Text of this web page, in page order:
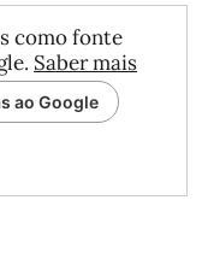
como fonte
Saber mais
ao Google